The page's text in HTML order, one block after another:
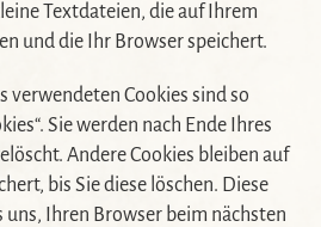
Textdateien, die auf Ihrem
und die Ihr Browser speichert.
verwendeten Cookies sind so
Sie werden nach Ende Ihres
Andere Cookies bleiben auf
bis Sie diese löschen. Diese
uns, Ihren Browser beim nächsten